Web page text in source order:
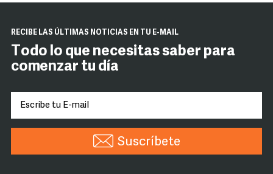
RECIBE LAS ÚLTIMAS NOTICIAS EN TU E-MAIL
Todo lo que necesitas saber para
comenzar tu día
Suscríbete